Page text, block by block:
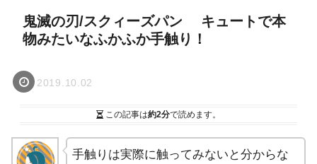
鬼滅の刃/スクィーズパン キュートで本
物みたいなふかふか手触り！
2019.10.02
この記事は約2分で読めます。
手触りは実際に触ってみないと分からな